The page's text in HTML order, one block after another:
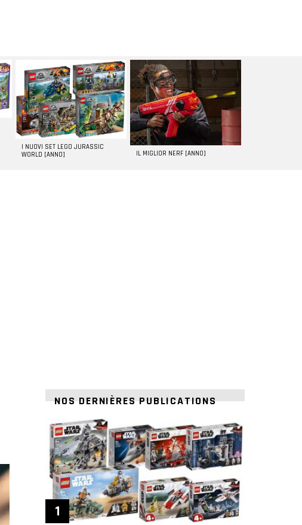
I NUOVI SET LEGO JURASSIC
WORLD [ANNO]
IL MIGLIOR NERF [ANNO]
NOS DERNIÈRES PUBLICATIONS